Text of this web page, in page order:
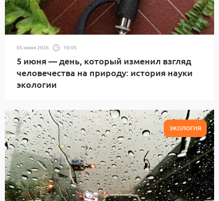
05 июня 2026 10:05
5 июня — день, который изменил взгляд
человечества на природу: история науки
экологии
ЭКОЛОГИЯ